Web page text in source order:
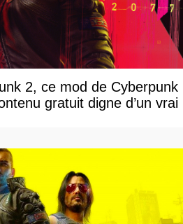
2, ce mod de Cyberpunk
gratuit digne d’un vrai